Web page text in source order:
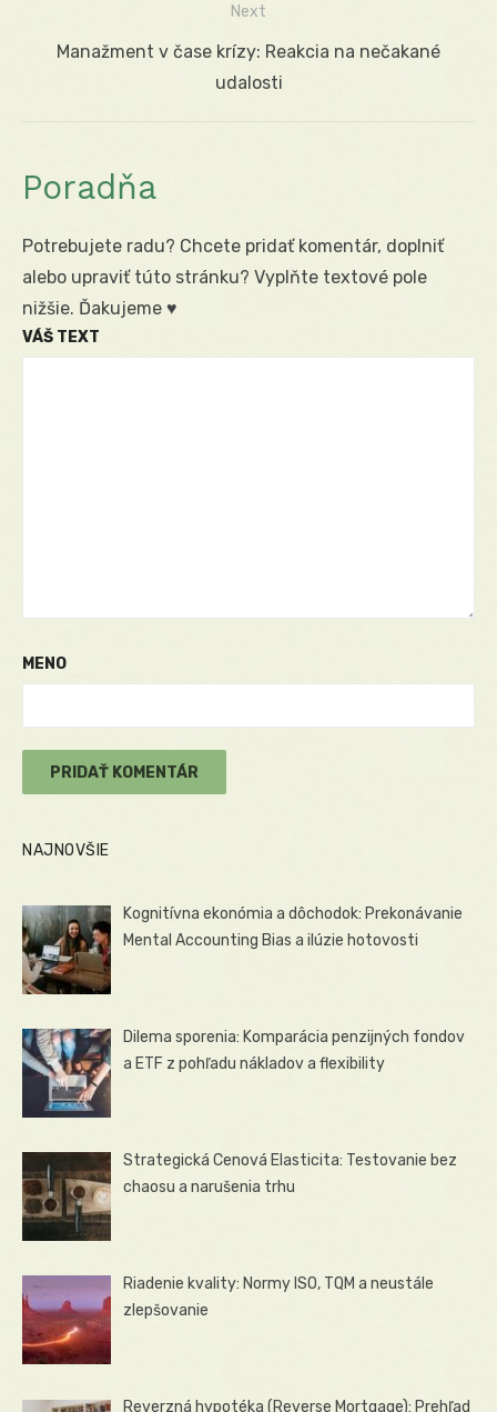
Next
NextManažment v čase krízy: Reakcia na nečakané
udalosti
Poradňa
Potrebujete radu? Chcete pridať komentár, doplniť
alebo upraviť túto stránku? Vyplňte textové pole
nižšie. Ďakujeme ♥
VÁŠ TEXT
MENO
NAJNOVŠIE
Kognitívna ekonómia a dôchodok: Prekonávanie
Mental Accounting Bias a ilúzie hotovosti
Dilema sporenia: Komparácia penzijných fondov
a ETF z pohľadu nákladov a flexibility
Strategická Cenová Elasticita: Testovanie bez
chaosu a narušenia trhu
Riadenie kvality: Normy ISO, TQM a neustále
zlepšovanie
Reverzná hypotéka (Reverse Mortgage): Prehľad